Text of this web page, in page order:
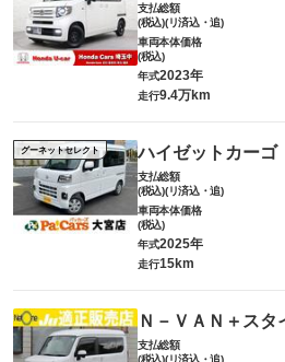
支払総額
(税込)(リ済込・追)
車両本体価格
(税込)
年式2023年
走行9.4万km
グーネットセレクト ハイゼットカーゴ
支払総額
(税込)(リ済込・追)
車両本体価格
(税込)
年式2025年
走行15km
Ｎ－ＶＡＮ＋スタ
支払総額
(税込)(リ済込・追)